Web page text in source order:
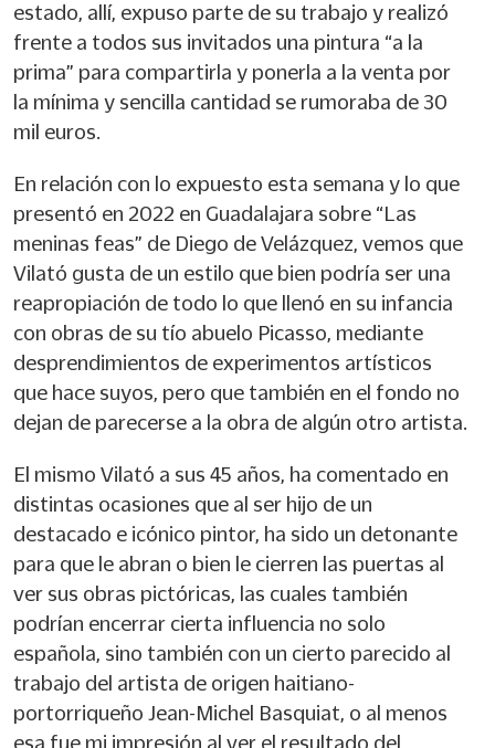
estado, allí, expuso parte de su trabajo y realizó
frente a todos sus invitados una pintura “a la
prima” para compartirla y ponerla a la venta por
la mínima y sencilla cantidad se rumoraba de 30
mil euros.
En relación con lo expuesto esta semana y lo que
presentó en 2022 en Guadalajara sobre “Las
meninas feas” de Diego de Velázquez, vemos que
Vilató gusta de un estilo que bien podría ser una
reapropiación de todo lo que llenó en su infancia
con obras de su tío abuelo Picasso, mediante
desprendimientos de experimentos artísticos
que hace suyos, pero que también en el fondo no
dejan de parecerse a la obra de algún otro artista.
El mismo Vilató a sus 45 años, ha comentado en
distintas ocasiones que al ser hijo de un
destacado e icónico pintor, ha sido un detonante
para que le abran o bien le cierren las puertas al
ver sus obras pictóricas, las cuales también
podrían encerrar cierta influencia no solo
española, sino también con un cierto parecido al
trabajo del artista de origen haitiano-
portorriqueño Jean-Michel Basquiat, o al menos
esa fue mi impresión al ver el resultado del